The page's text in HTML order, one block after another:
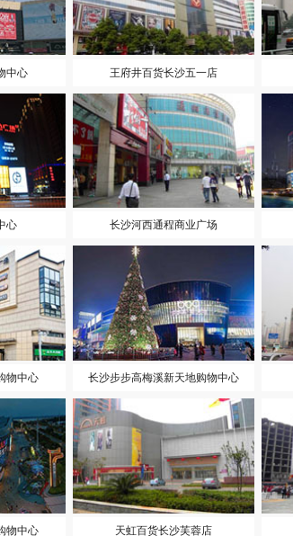
中心 王府井百货长沙五一店
心 长沙河西通程商业广场
物中心 长沙步步高梅溪新天地购物中心
物中心 天虹百货长沙芙蓉店